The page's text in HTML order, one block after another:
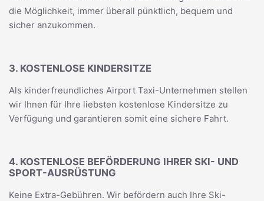
die Möglichkeit, immer überall pünktlich, bequem und
sicher anzukommen.
3. KOSTENLOSE KINDERSITZE
Als kinderfreundliches Airport Taxi-Unternehmen stellen
wir Ihnen für Ihre liebsten kostenlose Kindersitze zu
Verfügung und garantieren somit eine sichere Fahrt.
4. KOSTENLOSE BEFÖRDERUNG IHRER SKI- UND
SPORT-AUSRÜSTUNG
Keine Extra-Gebühren. Wir befördern auch Ihre Ski-